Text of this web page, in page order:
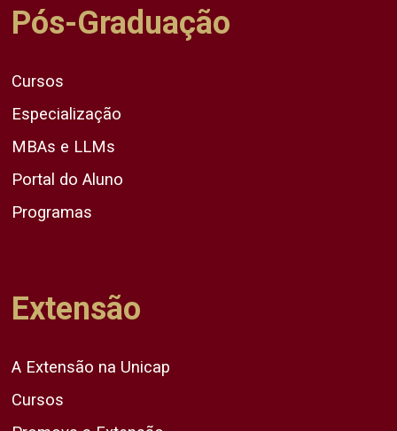
Pós-Graduação
Cursos
Especialização
MBAs e LLMs
Portal do Aluno
Programas
Extensão
A Extensão na Unicap
Cursos